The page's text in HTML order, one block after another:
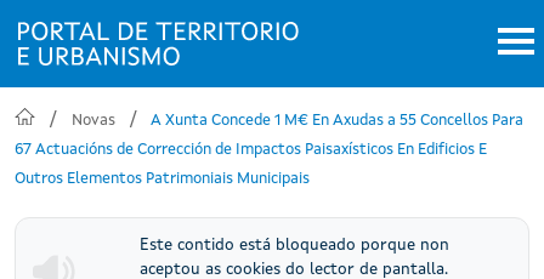
Ir o contido principal
Novas
A Xunta Concede 1 M€ En Axudas a 55 Concellos Para
67 Actuacións de Corrección de Impactos Paisaxísticos En Edificios E
Outros Elementos Patrimoniais Municipais
Este contido está bloqueado porque non
aceptou as cookies do lector de pantalla.